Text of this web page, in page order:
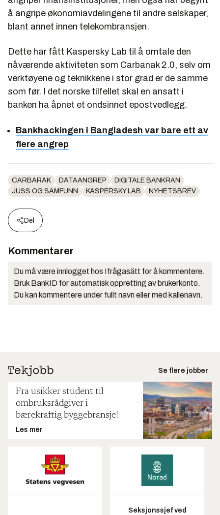
å angripe økonomiavdelingene til andre selskaper,
blant annet innen telekombransjen.
Dette har fått Kaspersky Lab til å omtale den
nåværende aktiviteten som Carbanak 2.0, selv om
verktøyene og teknikkene i stor grad er de samme
som før. I det norske tilfellet skal en ansatt i
banken ha åpnet et ondsinnet epostvedlegg.
Bankhackingen i Bangladesh var bare ett av
flere angrep
CARBARAK DATAANGREP
DIGITALE BANKRAN
JUSS OG SAMFUNN
KASPERSKY LAB NYHETSBREV
Del
Kommentarer
Du må være innlogget hos Ifrågasätt for å kommentere.
Bruk BankID for automatisk oppretting av brukerkonto.
Du kan kommentere under fullt navn eller med kallenavn.
Se flere jobber
Fra usikker student til
ombruksrådgiver i
bærekraftig byggebransje!
Les mer
Seksjonssjef ved